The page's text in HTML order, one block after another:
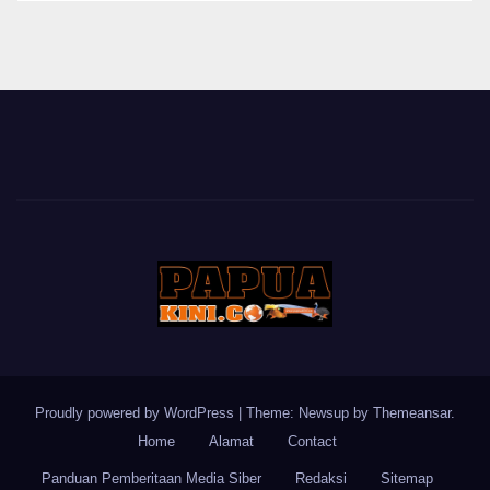
Proudly powered by WordPress Theme: Newsup by Themeansar.
Home
Alamat Contact
Panduan Pemberitaan Media Siber Redaksi Sitemap